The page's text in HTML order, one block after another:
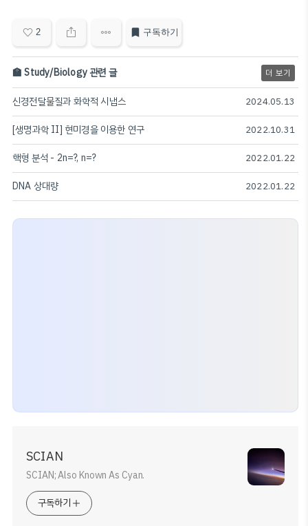
2 구독하기
🏫 Study/Biology 관련 글 더 보기
신경전달물질과 화학적 시냅스 2024.05.13
[생명과학 II] 현미경을 이용한 연구 2022.10.31
핵형 분석 - 2n=?, n=? 2022.01.22
DNA 상대량 2022.01.22
SCIAN
SCIAN; Also Known As Cyan.
구독하기